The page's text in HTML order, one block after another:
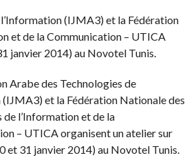
(IJMA3) et la Fédération
et de la Communication – UTICA
janvier 2014) au Novotel Tunis.
Arabe des Technologies de
(IJMA3) et la Fédération Nationale des
de l’Information et de la
– UTICA organisent un atelier sur
et 31 janvier 2014) au Novotel Tunis.